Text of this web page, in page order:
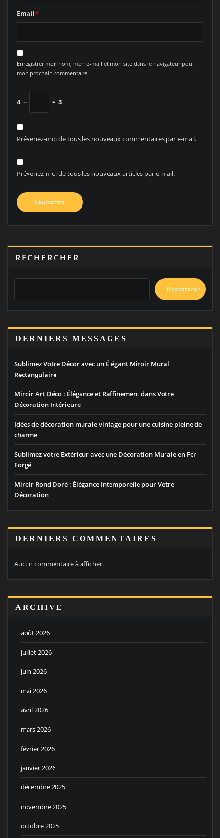
Email*
Enregistrer mon nom, mon e-mail et mon site dans le navigateur pour
mon prochain commentaire.
4 − = 3
Prévenez-moi de tous les nouveaux commentaires par e-mail.
Prévenez-moi de tous les nouveaux articles par e-mail.
RECHERCHER
Rechercher
DERNIERS MESSAGES
Sublimez Votre Décor avec un Élégant Miroir Mural
Rectangulaire
Miroir Art Déco : Élégance et Raffinement dans Votre
Décoration Intérieure
Idées de décoration murale vintage pour une cuisine pleine de
charme
Sublimez votre Extérieur avec une Décoration Murale en Fer
Forgé
Miroir Rond Doré : Élégance Intemporelle pour Votre
Décoration
DERNIERS COMMENTAIRES
Aucun commentaire à afficher.
ARCHIVE
août 2026
juillet 2026
juin 2026
mai 2026
avril 2026
mars 2026
février 2026
janvier 2026
décembre 2025
novembre 2025
octobre 2025